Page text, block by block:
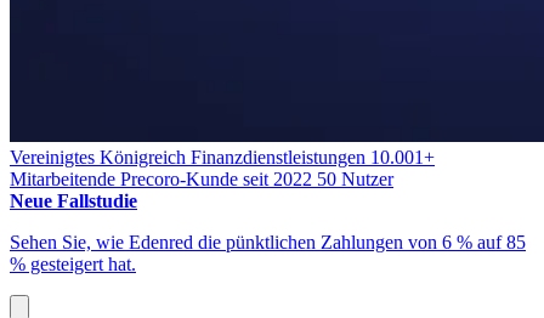
Vereinigtes Königreich Finanzdienstleistungen 10.001+
Mitarbeitende Precoro-Kunde seit 2022 50 Nutzer
Neue Fallstudie
Sehen Sie, wie Edenred die pünktlichen Zahlungen von 6 % auf 85
% gesteigert hat.